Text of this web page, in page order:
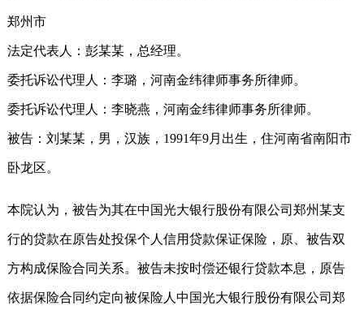
郑州市
法定代表人：彭某某，总经理。
委托诉讼代理人：李璐，河南金纬律师事务所律师。
委托诉讼代理人：李晓燕，河南金纬律师事务所律师。
被告：刘某某，男，汉族，1991年9月出生，住河南省南阳市
卧龙区。
本院认为，被告为其在中国光大银行股份有限公司郑州某支
行的贷款在原告处投保个人信用贷款保证保险，原、被告双
方构成保险合同关系。被告未按时偿还银行贷款本息，原告
依据保险合同约定向被保险人中国光大银行股份有限公司郑